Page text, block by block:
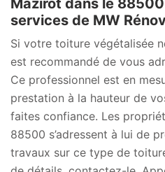
Mazirot dans le
services de MW
Si votre toiture végétalisée
est recommandé de vous
Ce professionnel est en
prestation à la hauteur de
faites confiance. Les
88500 s’adressent à lui de
travaux sur ce type de